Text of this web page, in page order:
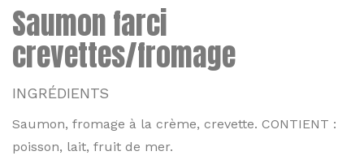
Saumon farci
crevettes/fromage
INGRÉDIENTS
Saumon, fromage à la crème, crevette. CONTIENT :
poisson, lait, fruit de mer.